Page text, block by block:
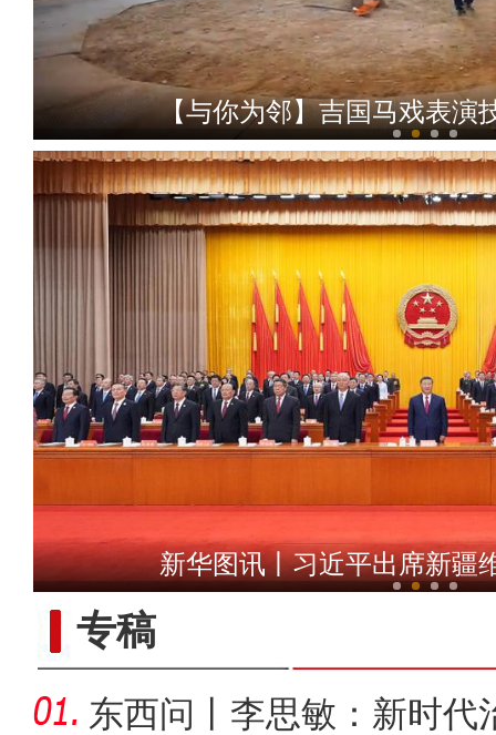
【与你为邻】吉国马戏表演
第一师六团西梅进
新华图讯丨习近平出席新疆
专稿
东西问丨李思敏：新时代